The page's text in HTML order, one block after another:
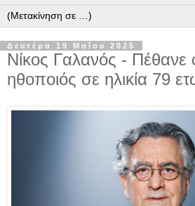
Δευτέρα 19 Μαΐου 2025
Νίκος Γαλανός - Πέθανε
ηθοποιός σε ηλικία 79